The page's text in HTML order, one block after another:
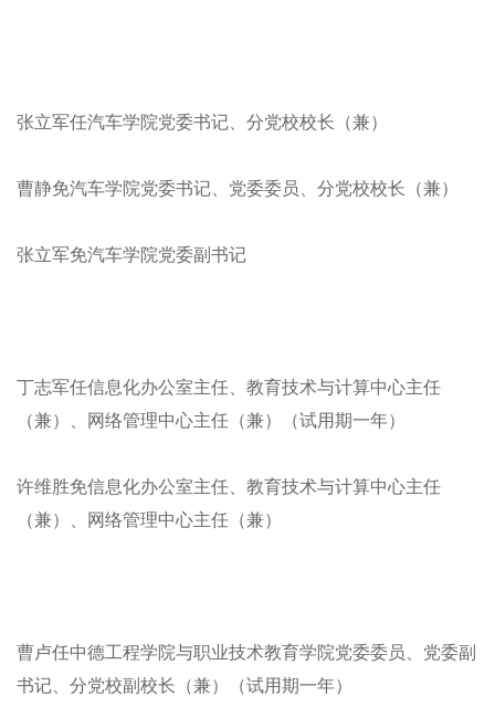
张立军任汽车学院党委书记、分党校校长（兼）
曹静免汽车学院党委书记、党委委员、分党校校长（兼）
张立军免汽车学院党委副书记
丁志军任信息化办公室主任、教育技术与计算中心主任
（兼）、网络管理中心主任（兼）（试用期一年）
许维胜免信息化办公室主任、教育技术与计算中心主任
（兼）、网络管理中心主任（兼）
曹卢任中德工程学院与职业技术教育学院党委委员、党委副
书记、分党校副校长（兼）（试用期一年）